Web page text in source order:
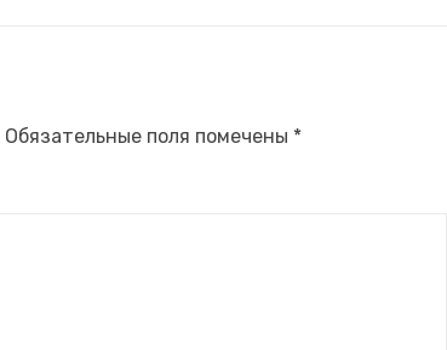
Обязательные поля помечены *